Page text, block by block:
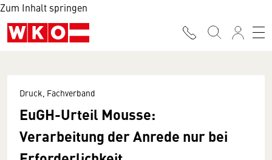
Zum Inhalt springen
Druck, Fachverband
EuGH-Urteil Mousse:
Verarbeitung der Anrede nur bei